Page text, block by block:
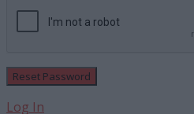
Log In